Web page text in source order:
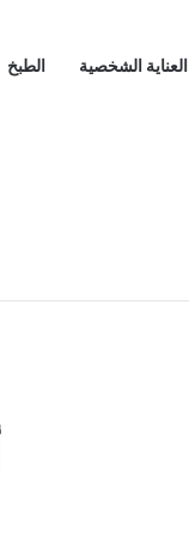
العناية الشخصية الطبخ